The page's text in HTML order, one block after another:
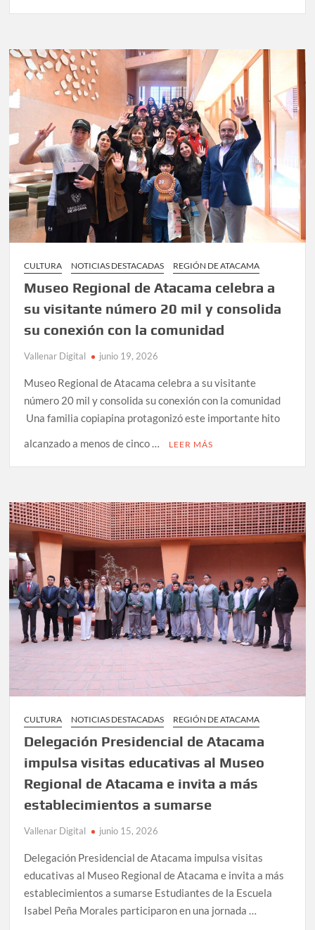
CULTURA NOTICIAS DESTACADAS REGIÓN DE ATACAMA
Museo Regional de Atacama celebra a
su visitante número 20 mil y consolida
su conexión con la comunidad
Vallenar Digital junio 19, 2026
Museo Regional de Atacama celebra a su visitante
número 20 mil y consolida su conexión con la comunidad
Una familia copiapina protagonizó este importante hito
alcanzado a menos de cinco …
LEER MÁS
CULTURA NOTICIAS DESTACADAS REGIÓN DE ATACAMA
Delegación Presidencial de Atacama
impulsa visitas educativas al Museo
Regional de Atacama e invita a más
establecimientos a sumarse
Vallenar Digital junio 15, 2026
Delegación Presidencial de Atacama impulsa visitas
educativas al Museo Regional de Atacama e invita a más
establecimientos a sumarse Estudiantes de la Escuela
Isabel Peña Morales participaron en una jornada …